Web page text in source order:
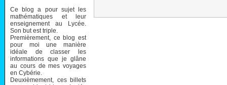
Ce blog a pour sujet les
mathématiques et leur
enseignement au Lycée.
Son but est triple.
Premièrement, ce blog est
pour moi une manière
idéale de classer les
informations que je glâne
au cours de mes voyages
en Cybérie.
Deuxièmement, ces billets